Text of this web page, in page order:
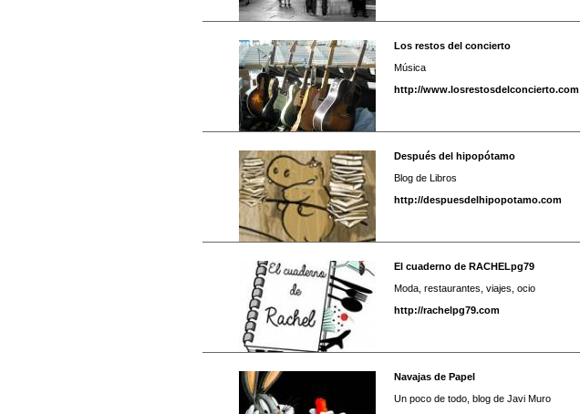
Los restos del concierto
Música
http://www.losrestosdelconcierto.com
Después del hipopótamo
Blog de Libros
http://despuesdelhipopotamo.com
El cuaderno de RACHELpg79
Moda, restaurantes, viajes, ocio
http://rachelpg79.com
Navajas de Papel
Un poco de todo, blog de Javi Muro